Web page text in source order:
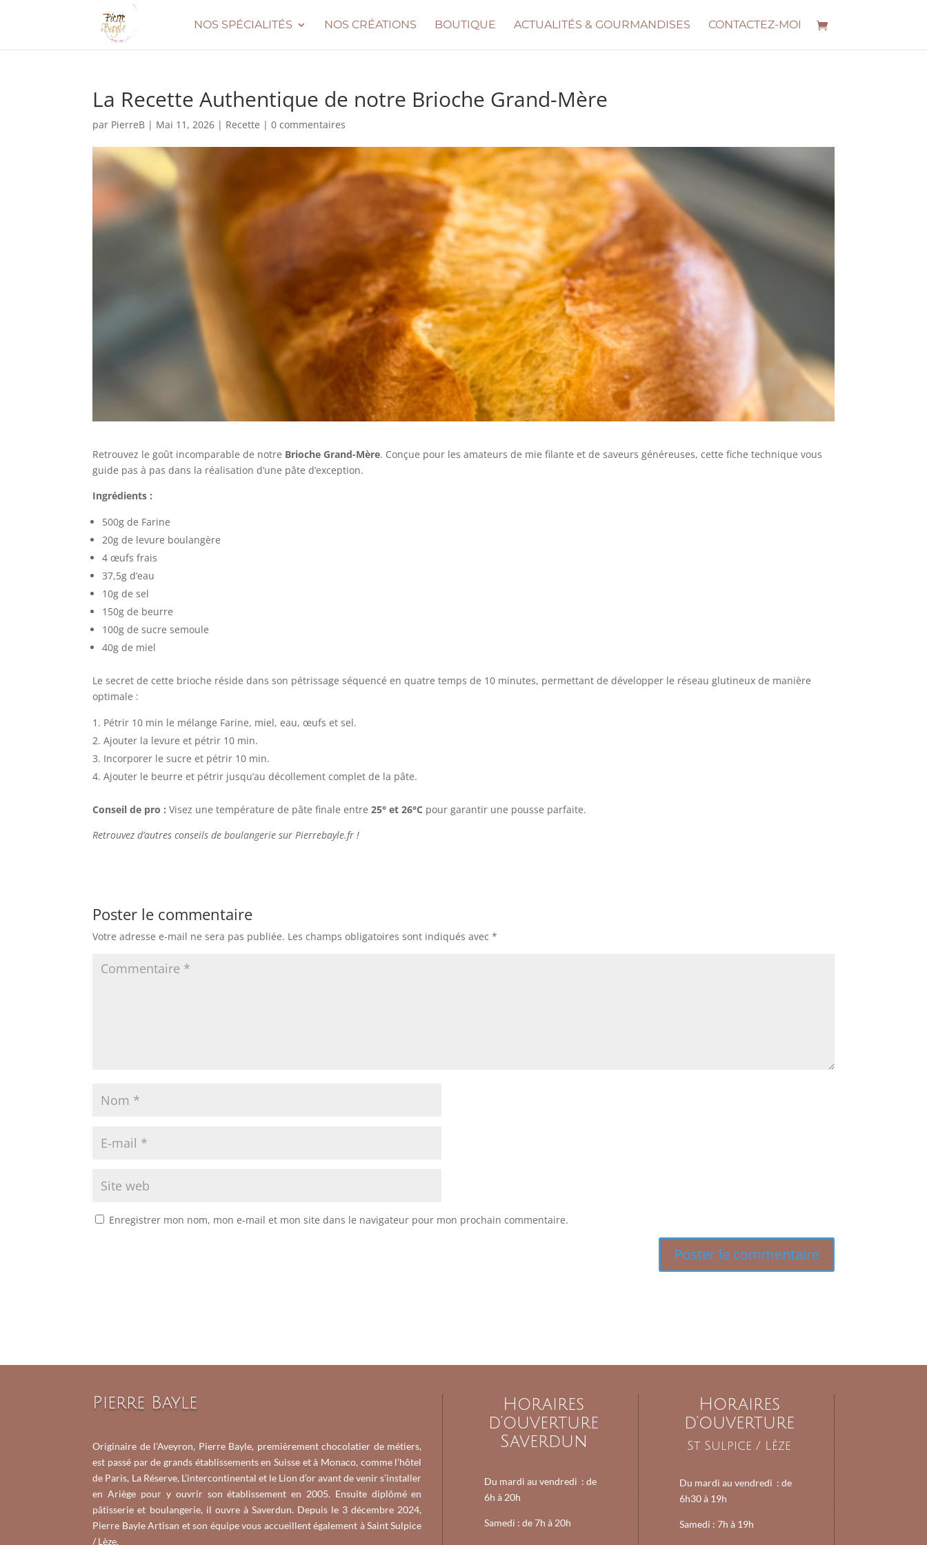
NOS SPÉCIALITÉS NOS CRÉATIONS BOUTIQUE ACTUALITÉS & GOURMANDISES CONTACTEZ-MOI
La Recette Authentique de notre Brioche Grand-Mère
par PierreB | Mai 11, 2026 | Recette |0 commentaires
Retrouvez le goût incomparable de notre Brioche Grand-Mère. Conçue pour les amateurs de mie filante et de saveurs généreuses, cette fiche technique vous
guide pas à pas dans la réalisation d’une pâte d’exception.
Ingrédients :
500g de Farine
20g de levure boulangère
4 œufs frais
37,5g d’eau
10g de sel
150g de beurre
100g de sucre semoule
40g de miel
Le secret de cette brioche réside dans son pétrissage séquencé en quatre temps de 10 minutes, permettant de développer le réseau glutineux de manière
optimale :
Pétrir 10 min le mélange Farine, miel, eau, œufs et sel.
Ajouter la levure et pétrir 10 min.
Incorporer le sucre et pétrir 10 min.
Ajouter le beurre et pétrir jusqu’au décollement complet de la pâte.
Conseil de pro : Visez une température de pâte finale entre25° et 26°C pour garantir une pousse parfaite.
Retrouvez d’autres conseils de boulangerie sur Pierrebayle.fr !
Poster le commentaire
Votre adresse e-mail ne sera pas publiée. Les champs obligatoires sont indiqués avec*
Enregistrer mon nom, mon e-mail et mon site dans le navigateur pour mon prochain commentaire.
Pierre Bayle
Originaire de l’Aveyron, Pierre Bayle, premièrement chocolatier de métiers,
est passé par de grands établissements en Suisse et à Monaco, comme l’hôtel
de Paris, La Réserve, L’intercontinental et le Lion d’or avant de venir s’installer
en Ariège pour y ouvrir son établissement en 2005. Ensuite diplômé en
pâtisserie et boulangerie, il ouvre à Saverdun. Depuis le 3 décembre 2024,
Pierre Bayle Artisan et son équipe vous accueillent également à Saint Sulpice
/ Lèze.
Horaires
d’ouverture
Saverdun
Du mardi au vendredi : de
6h à 20h
Samedi : de7h à 20h
Horaires
d’ouverture
St Sulpice / Lèze
Du mardi au vendredi : de
6h30 à 19h
Samedi :7h à 19h